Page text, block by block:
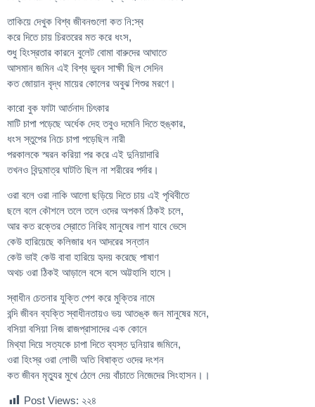
তাকিয়ে দেখুক বিশ্ব জীবনগুলো কত নি:স্ব
করে দিতে চায় চিরতরের মত করে ধংস,
শুধু হিংস্রতার কারনে বুলেট বোমা বারুদের আঘাতে
আসমান জমিন এই বিশ্ব ভুবন সাক্ষী ছিল সেদিন
কত জোয়ান বৃদ্ধ মায়ের কোলের অবুঝ শিশুর মরণে।
কারো বুক ফাটা আর্তনাদ চিৎকার
মাটি চাপা পড়েছে অর্ধেক দেহ তবুও দমেনি দিতে হুঙ্কার,
ধংস স্তুপের নিচে চাপা পড়েছিল নারী
পরকালকে স্মরন করিয়া পর করে এই দুনিয়াদারি
তখনও বিন্দুমাত্র ঘাটতি ছিল না শরীরের পর্দার।
ওরা বলে ওরা নাকি আলো ছড়িয়ে দিতে চায় এই পৃথিবীতে
ছলে বলে কৌশলে তলে তলে ওদের অপকর্ম ঠিকই চলে,
আর কত রক্তের স্রোতে নিরিহ মানুষের লাশ যাবে ভেসে
কেউ হারিয়েছে কলিজার ধন আদরের সন্তান
কেউ ভাই কেউ বাবা হারিয়ে হৃদয় করেছে পাষাণ
অথচ ওরা ঠিকই আড়ালে বসে বসে অট্টহাসি হাসে।
স্বাধীন চেতনার যুক্তি পেশ করে মুক্তির নামে
বন্দি জীবন ব্যক্তি স্বাধীনতায়ও ভয় আতঙ্ক জন মানুষের মনে,
বসিয়া বসিয়া নিজ রাজপ্রাসাদের এক কোনে
মিথ্যা দিয়ে সত্যকে চাপা দিতে ব্যস্ত দুনিয়ার জমিনে,
ওরা হিংস্র ওরা লোভী অতি বিষাক্ত ওদের দংশন
কত জীবন মৃত্যুর মুখে ঠেলে দেয় বাঁচাতে নিজেদের সিংহাসন।।
Post Views: ২২৪